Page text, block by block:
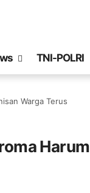
TNI-POLRI
Warga Terus
Harum